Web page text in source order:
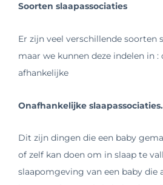
Soorten slaapassociaties
Er zijn veel verschillende soorten
maar we kunnen deze indelen in
afhankelijke
Onafhankelijke slaapassociaties.
Dit zijn dingen die een baby
of zelf kan doen om in slaap te
slaapomgeving van een baby die